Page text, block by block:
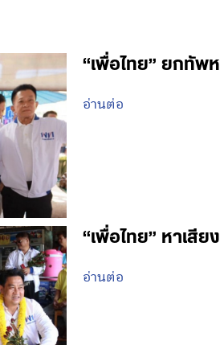
“เพื่อไทย” ยกทัพ
อ่านต่อ
“เพื่อไทย” หาเสี
อ่านต่อ